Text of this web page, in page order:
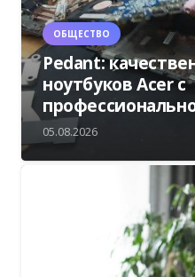
ОБЩЕСТВО
Pedant:
ноутбуков Acer с
05.08.2026